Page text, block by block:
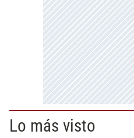
Lo más visto